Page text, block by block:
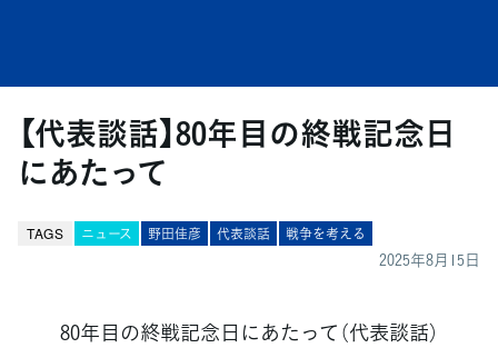
【代表談話】80年目の終戦記念日
にあたって
TAGS ニュース 野田佳彦 代表談話 戦争を考える
2025年8月15日
80年目の終戦記念日にあたって（代表談話）